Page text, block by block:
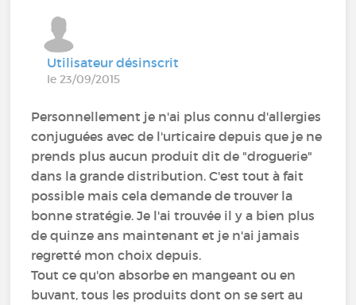
Utilisateur désinscrit
le 23/09/2015
Personnellement je n'ai plus connu d'allergies
conjuguées avec de l'urticaire depuis que je ne
prends plus aucun produit dit de "droguerie"
dans la grande distribution. C'est tout à fait
possible mais cela demande de trouver la
bonne stratégie. Je l'ai trouvée il y a bien plus
de quinze ans maintenant et je n'ai jamais
regretté mon choix depuis.
Tout ce qu'on absorbe en mangeant ou en
buvant, tous les produits dont on se sert au